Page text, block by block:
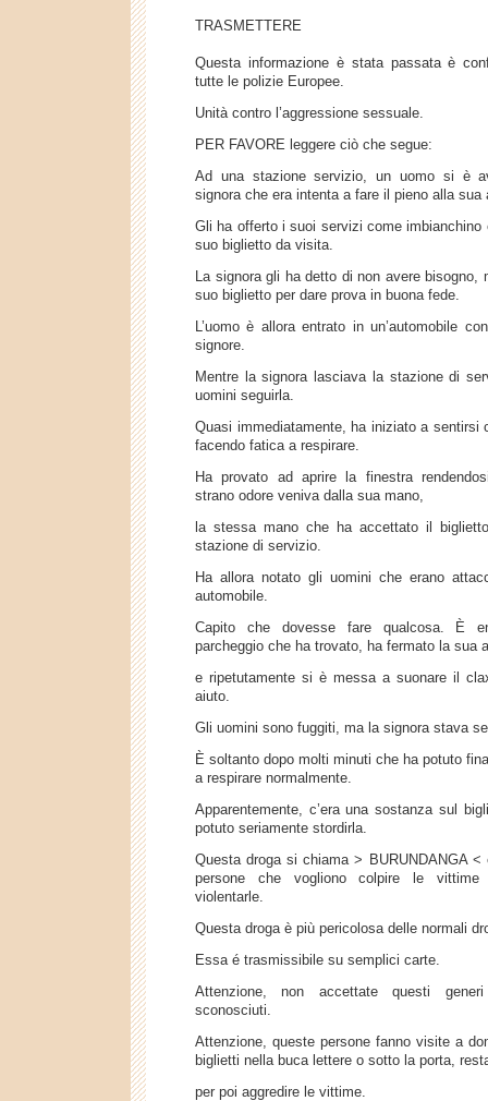
TRASMETTERE
Questa informazione è stata passata è
tutte le polizie Europee.
Unità contro l’aggressione sessuale.
PER FAVORE leggere ciò che segue:
Ad una stazione servizio, un uomo si è
signora che era intenta a fare il pieno alla sua
Gli ha offerto i suoi servizi come imbianchino
suo biglietto da visita.
La signora gli ha detto di non avere bisogno,
suo biglietto per dare prova in buona fede.
L’uomo è allora entrato in un’automobile
signore.
Mentre la signora lasciava la stazione di
uomini seguirla.
Quasi immediatamente, ha iniziato a sentirsi
facendo fatica a respirare.
Ha provato ad aprire la finestra
strano odore veniva dalla sua mano,
la stessa mano che ha accettato il
stazione di servizio.
Ha allora notato gli uomini che erano
automobile.
Capito che dovesse fare qualcosa. È
parcheggio che ha trovato, ha fermato la sua
e ripetutamente si è messa a suonare il
aiuto.
Gli uomini sono fuggiti, ma la signora stava
È soltanto dopo molti minuti che ha potuto
a respirare normalmente.
Apparentemente, c’era una sostanza sul
potuto seriamente stordirla.
Questa droga si chiama > BURUNDANGA
persone che vogliono colpire le
violentarle.
Questa droga è più pericolosa delle normali
Essa é trasmissibile su semplici carte.
Attenzione, non accettate questi
sconosciuti.
Attenzione, queste persone fanno visite a
biglietti nella buca lettere o sotto la porta,
per poi aggredire le vittime.